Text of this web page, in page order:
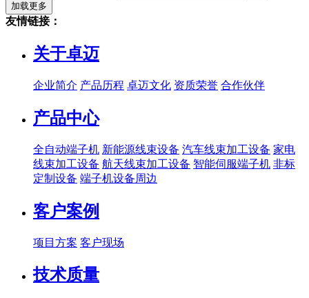
加载更多
友情链接：
关于卓迈
企业简介 产品历程 卓迈文化 资质荣誉 合作伙伴
产品中心
全自动端子机 新能源线束设备 汽车线束加工设备 家电
线束加工设备 航天线束加工设备 智能伺服端子机 非标
定制设备 端子机设备周边
客户案例
项目方案 客户现场
技术质量